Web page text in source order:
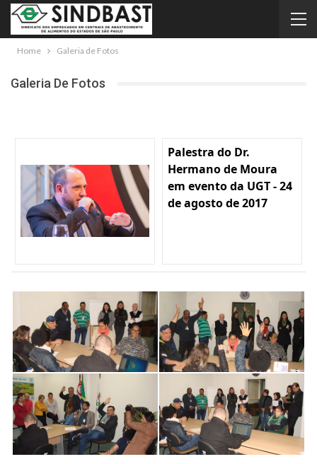
Home Galeria de Fotos
Galeria De Fotos
Palestra do Dr.
Hermano de Moura
em evento da UGT - 24
de agosto de 2017